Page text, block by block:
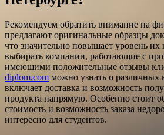
Рекомендуем обратить внимание на
предлагают оригинальные образцы
что значительно повышает уровень
выбирать компании, работающие с
имеющими положительные отзывы
diplom.com можно узнать о различных
включает доставка и возможность
продукта напрямую. Особенно стоит
стоимость и возможность заказа
интересно для студентов.